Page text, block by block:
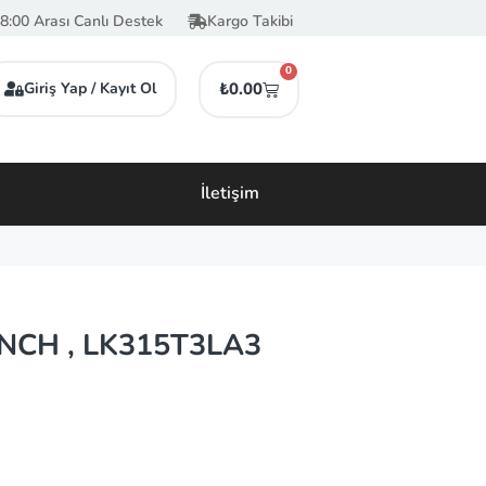
Arası Canlı Destek Kargo Takibi
Giriş Yap / Kayıt Ol ₺0.00
0
İletişim
, LK315T3LA3